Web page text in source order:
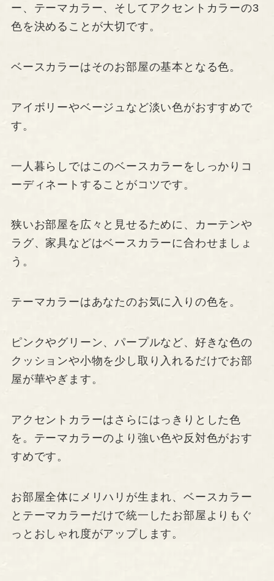
ー、テーマカラー、そしてアクセントカラーの3
色を決めることが大切です。
ベースカラーはそのお部屋の基本となる色。
アイボリーやベージュなど淡い色がおすすめで
す。
一人暮らしではこのベースカラーをしっかりコ
ーディネートすることがコツです。
狭いお部屋を広々と見せるために、カーテンや
ラグ、家具などはベースカラーに合わせましょ
う。
テーマカラーはあなたのお気に入りの色を。
ピンクやグリーン、パープルなど、好きな色の
クッションや小物を少し取り入れるだけでお部
屋が華やぎます。
アクセントカラーはさらにはっきりとした色
を。テーマカラーのより強い色や反対色がおす
すめです。
お部屋全体にメリハリが生まれ、ベースカラー
とテーマカラーだけで統一したお部屋よりもぐ
っとおしゃれ度がアップします。